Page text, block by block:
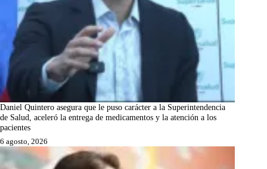
Daniel Quintero asegura que le puso carácter a la Superintendencia
de Salud, aceleró la entrega de medicamentos y la atención a los
pacientes
6 agosto, 2026